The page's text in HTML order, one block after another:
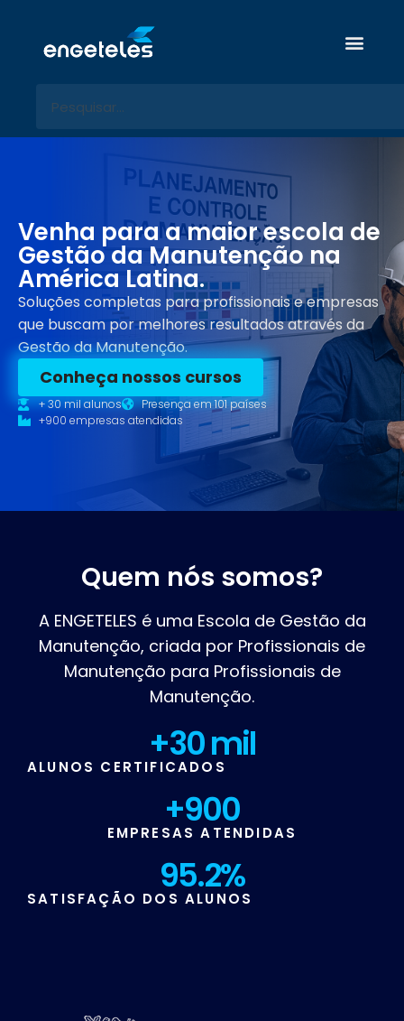
a
o
n
t
e
ú
d
o
Venha para a maior escola de
Gestão da Manutenção na
América Latina.
Soluções completas para profissionais e empresas
que buscam por melhores resultados através da
Gestão da Manutenção.
Conheça nossos cursos
+ 30 mil alunos
Presença em 101 países
+900 empresas atendidas
Quem nós somos?
A ENGETELES é uma Escola de Gestão da
Manutenção, criada por Profissionais de
Manutenção para Profissionais de
Manutenção.
ALUNOS CERTIFICADOS
+30 mil
EMPRESAS ATENDIDAS
+900
SATISFAÇÃO DOS ALUNOS
95.2%